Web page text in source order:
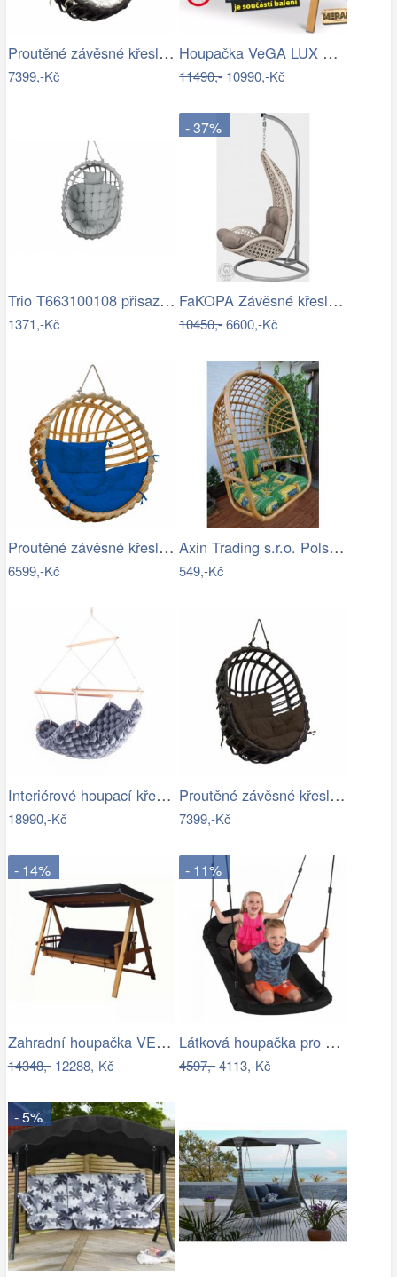
Proutěné závěsné křeslo Lena, hnědý rám…
7399,-Kč
Houpačka VeGA LUX GREEN Mdum
11490,-10990,-Kč
Trio T663100108 přisazené stropní…
1371,-Kč
- 37%
FaKOPA Závěsné křeslo do domu i na…
10450,-6600,-Kč
Proutěné závěsné křeslo Elis, přírodní…
6599,-Kč
Axin Trading s.r.o. Polstr na závěsnou…
549,-Kč
Interiérové houpací křeslo Swingy In…
18990,-Kč
Proutěné závěsné křeslo Lena, hnědý rám…
7399,-Kč
- 14%
Zahradní houpačka VEGAS LUX Rojaplast
14348,-12288,-Kč
- 11%
Látková houpačka pro děti-ZO
4597,-4113,-Kč
- 5%